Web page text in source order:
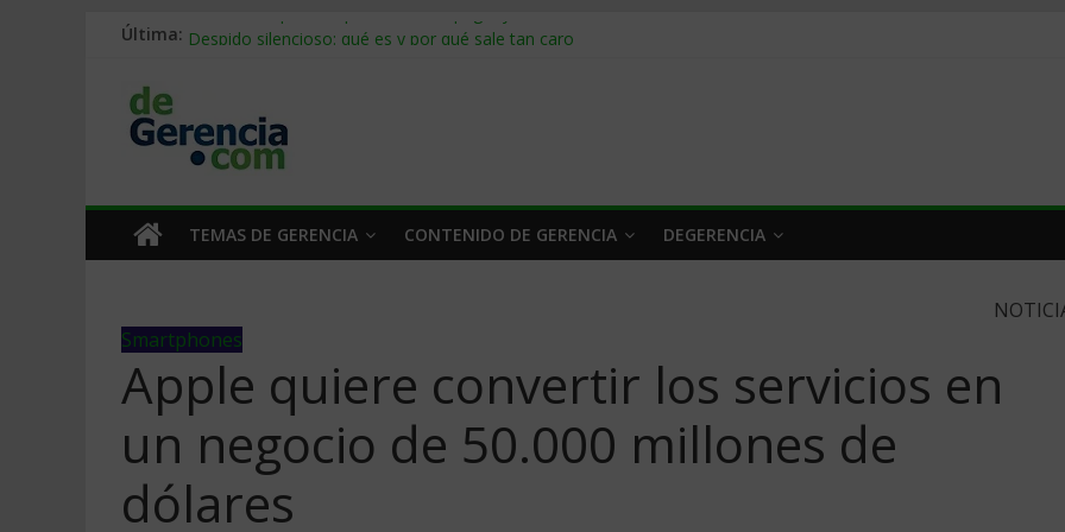
Última: Stablecoins para empresas: cómo pagar y cobrar en 2026
Trabajo forzoso en la cadena de suministro: qué hacer
Mercado hispano de EE. UU.: cómo segmentarlo y venderle
TEMAS DE GERENCIA CONTENIDO DE GERENCIA DEGERENCIA
Smartphones
Apple quiere convertir los servicios en
un negocio de 50.000 millones de
dólares